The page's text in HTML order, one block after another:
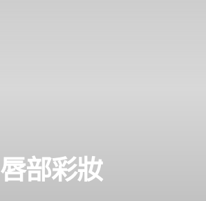
唇部彩妝